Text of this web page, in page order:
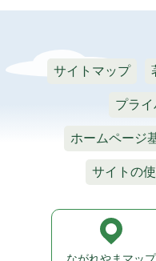
サイトマップ
プラ
ホームページ
サイトの